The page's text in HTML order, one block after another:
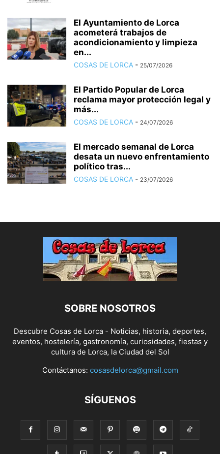
El Ayuntamiento de Lorca
acometerá trabajos de
acondicionamiento y limpieza
en...
COSAS DE LORCA - 25/07/2026
El Partido Popular de Lorca
reclama mayor protección legal y
más...
COSAS DE LORCA - 24/07/2026
El mercado semanal de Lorca
desata un nuevo enfrentamiento
político tras...
COSAS DE LORCA - 23/07/2026
SOBRE NOSOTROS
Descubre Cosas de Lorca - Noticias, historia, deportes,
eventos, hostelería, gastronomía, curiosidades, fiestas y
cultura de Lorca, la Ciudad del Sol
Contáctanos: cosasdelorca@gmail.com
SÍGUENOS